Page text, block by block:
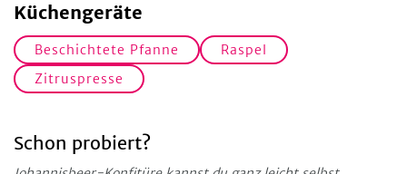
Küchengeräte
Beschichtete Pfanne
Raspel
Zitruspresse
Schon probiert?